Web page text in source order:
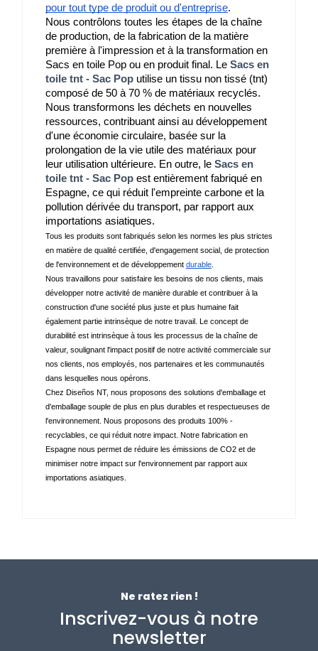
pour tout type de produit ou d'entreprise.
Nous contrôlons toutes les étapes de la chaîne
de production, de la fabrication de la matière
première à l'impression et à la transformation en
Sacs en toile Pop ou en produit final. Le Sacs en
toile tnt - Sac Pop utilise un tissu non tissé (tnt)
composé de 50 à 70 % de matériaux recyclés.
Nous transformons les déchets en nouvelles
ressources, contribuant ainsi au développement
d'une économie circulaire, basée sur la
prolongation de la vie utile des matériaux pour
leur utilisation ultérieure. En outre, le Sacs en
toile tnt - Sac Pop est entièrement fabriqué en
Espagne, ce qui réduit l'empreinte carbone et la
pollution dérivée du transport, par rapport aux
importations asiatiques.
Tous les produits sont fabriqués selon les normes les plus strictes
en matière de qualité certifiée, d'engagement social, de protection
de l'environnement et de développement durable
Nous travaillons pour satisfaire les besoins de nos clients, mais
développer notre activité de manière durable et contribuer à la
construction d'une société plus juste et plus humaine fait
également partie intrinsèque de notre travail. Le concept de
durabilité est intrinsèque à tous les processus de la chaîne de
valeur, soulignant l'impact positif de notre activité commerciale sur
nos clients, nos employés, nos partenaires et les communautés
dans lesquelles nous opérons.
Chez Diseños NT, nous proposons des solutions d'emballage et
d'emballage souple de plus en plus durables et respectueuses de
l'environnement. Nous proposons des produits 100% -
recyclables, ce qui réduit notre impact. Notre fabrication en
Espagne nous permet de réduire les émissions de CO2 et de
minimiser notre impact sur l'environnement par rapport aux
importations asiatiques.
Ne ratez rien !
Inscrivez-vous à notre
newsletter